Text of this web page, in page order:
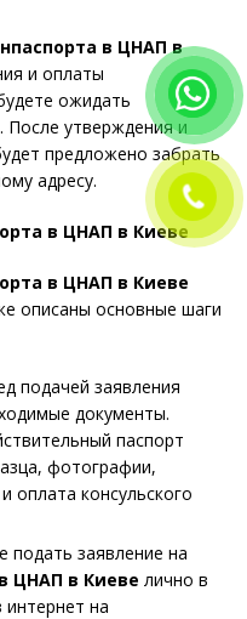
в ЦНАП в
и оплаты
ожидать
После утверждения и
предложено забрать
адресу.
в ЦНАП в Киеве
в ЦНАП в Киеве
описаны основные шаги
подачей заявления
документы.
паспорт
фотографии,
консульского
заявление на
ЦНАП в Киеве лично в
на